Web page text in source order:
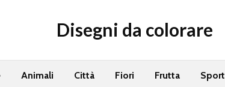
Disegni da colorare
Animali Città Fiori Frutta Sport